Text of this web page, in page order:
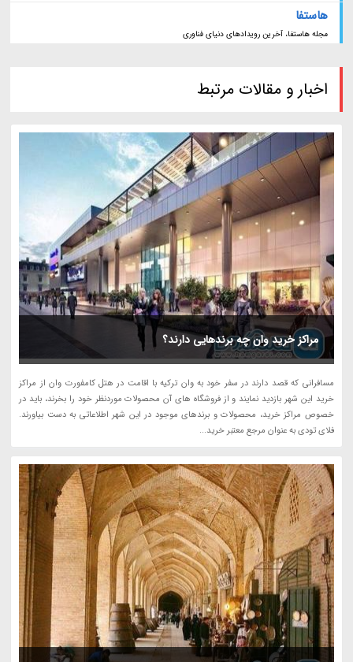
هاستفا
مجله هاستفا، آخرین رویدادهای دنیای فناوری
اخبار و مقالات مرتبط
مراکز خرید وان چه برندهایی دارند؟
مسافرانی که قصد دارند در سفر خود به وان ترکیه با اقامت در هتل کامفورت وان از مراکز
خرید این شهر بازدید نمایند و از فروشگاه های آن محصولات موردنظر خود را بخرند، باید در
خصوص مراکز خرید، محصولات و برندهای موجود در این شهر اطلاعاتی به دست بیاورند.
فلای تودی به عنوان مرجع معتبر خرید...